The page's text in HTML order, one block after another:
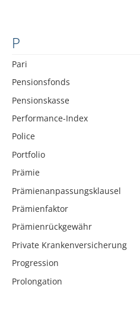
P
Pari
Pensionsfonds
Pensionskasse
Performance-Index
Police
Portfolio
Prämie
Prämienanpassungsklausel
Prämienfaktor
Prämienrückgewähr
Private Krankenversicherung
Progression
Prolongation